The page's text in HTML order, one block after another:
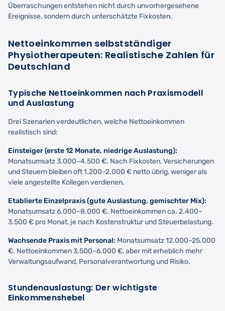
Überraschungen entstehen nicht durch unvorhergesehene
Ereignisse, sondern durch unterschätzte Fixkosten.
Nettoeinkommen selbstständiger
Physiotherapeuten: Realistische Zahlen für
Deutschland
Typische Nettoeinkommen nach Praxismodell
und Auslastung
Drei Szenarien verdeutlichen, welche Nettoeinkommen
realistisch sind:
Einsteiger (erste 12 Monate, niedrige Auslastung):
Monatsumsatz 3.000–4.500 €. Nach Fixkosten, Versicherungen
und Steuern bleiben oft 1.200–2.000 € netto übrig, weniger als
viele angestellte Kollegen verdienen.
Etablierte Einzelpraxis (gute Auslastung, gemischter Mix):
Monatsumsatz 6.000–8.000 €. Nettoeinkommen ca. 2.400–
3.500 € pro Monat, je nach Kostenstruktur und Steuerbelastung.
Wachsende Praxis mit Personal: Monatsumsatz 12.000–25.000
€. Nettoeinkommen 3.500–6.000 €, aber mit erheblich mehr
Verwaltungsaufwand, Personalverantwortung und Risiko.
Stundenauslastung: Der wichtigste
Einkommenshebel